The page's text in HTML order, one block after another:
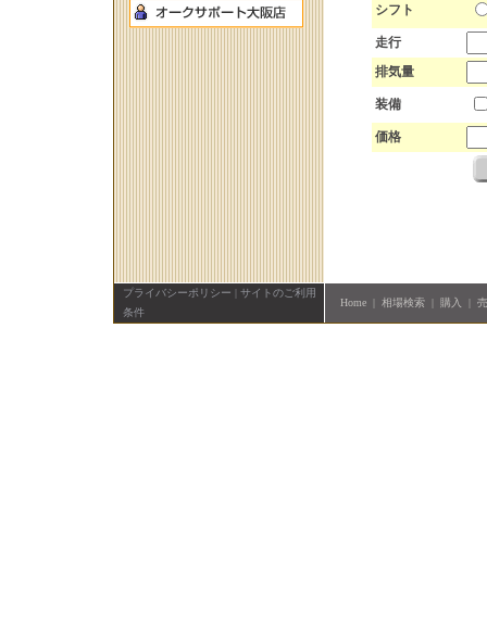
シフト
走行
排気量
装備
価格
プライバシーポリシー | サイトのご利用
条件
Home| 相場検索| 購入 |